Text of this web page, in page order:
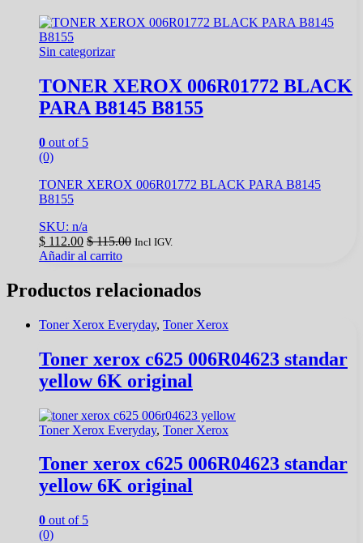
Sin categorizar
TONER XEROX 006R01772 BLACK
PARA B8145 B8155
0 out of 5
(0)
TONER XEROX 006R01772 BLACK PARA B8145
B8155
SKU: n/a
$ 112.00 $115.00 Incl IGV.
Añadir al carrito
Productos relacionados
Toner Xerox Everyday, Toner Xerox
Toner xerox c625 006R04623 standar
yellow 6K original
Toner Xerox Everyday, Toner Xerox
Toner xerox c625 006R04623 standar
yellow 6K original
0 out of 5
(0)